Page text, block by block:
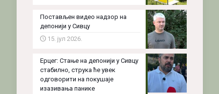
Постављен видео надзор на
депонији у Сивцу
15. јул 2026.
Ерцег: Стање на депонији у Сивцу
стабилно, струка ће увек
одговорити на покушаје
изазивања панике